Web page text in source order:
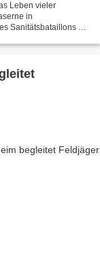
Leben vieler
in
Sanitätsbataillons 12